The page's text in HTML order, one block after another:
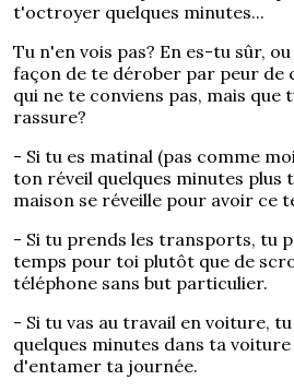
t'octroyer quelques minutes...
Tu n'en vois pas? En es-tu sûr,
façon de te dérober par peur de
qui ne te conviens pas, mais que
rassure?
- Si tu es matinal (pas comme
ton réveil quelques minutes plus
maison se réveille pour avoir ce
- Si tu prends les transports, tu
temps pour toi plutôt que de
téléphone sans but particulier.
- Si tu vas au travail en voiture,
quelques minutes dans ta
d'entamer ta journée.